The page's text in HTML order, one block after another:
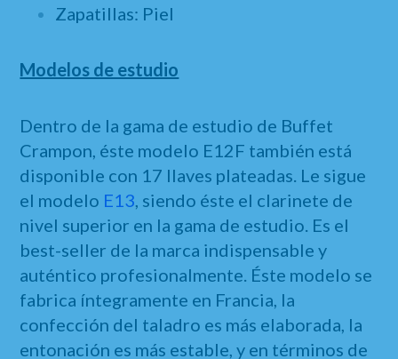
Zapatillas: Piel
Modelos de estudio
Dentro de la gama de estudio de Buffet
Crampon, éste modelo E12F también está
disponible con 17 llaves plateadas. Le sigue
el modelo E13, siendo éste el clarinete de
nivel superior en la gama de estudio. Es el
best-seller de la marca indispensable y
auténtico profesionalmente. Éste modelo se
fabrica íntegramente en Francia, la
confección del taladro es más elaborada, la
entonación es más estable, y en términos de